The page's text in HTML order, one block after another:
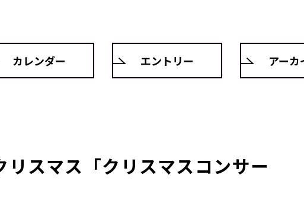
カレンダー エントリー アーカ
スマス「クリスマスコンサー